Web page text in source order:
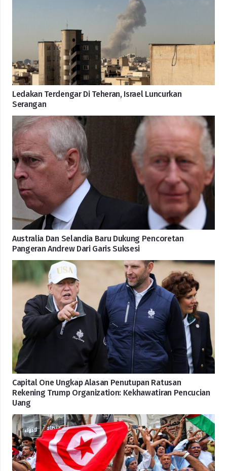
Ledakan Terdengar Di Teheran, Israel Luncurkan
Serangan
Australia Dan Selandia Baru Dukung Pencoretan
Pangeran Andrew Dari Garis Suksesi
Capital One Ungkap Alasan Penutupan Ratusan
Rekening Trump Organization: Kekhawatiran Pencucian
Uang